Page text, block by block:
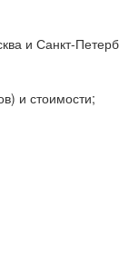
и Санкт-
и стоимости;